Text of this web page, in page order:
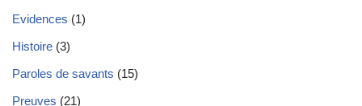
Evidences (1)
Histoire (3)
Paroles de savants (15)
Preuves (21)